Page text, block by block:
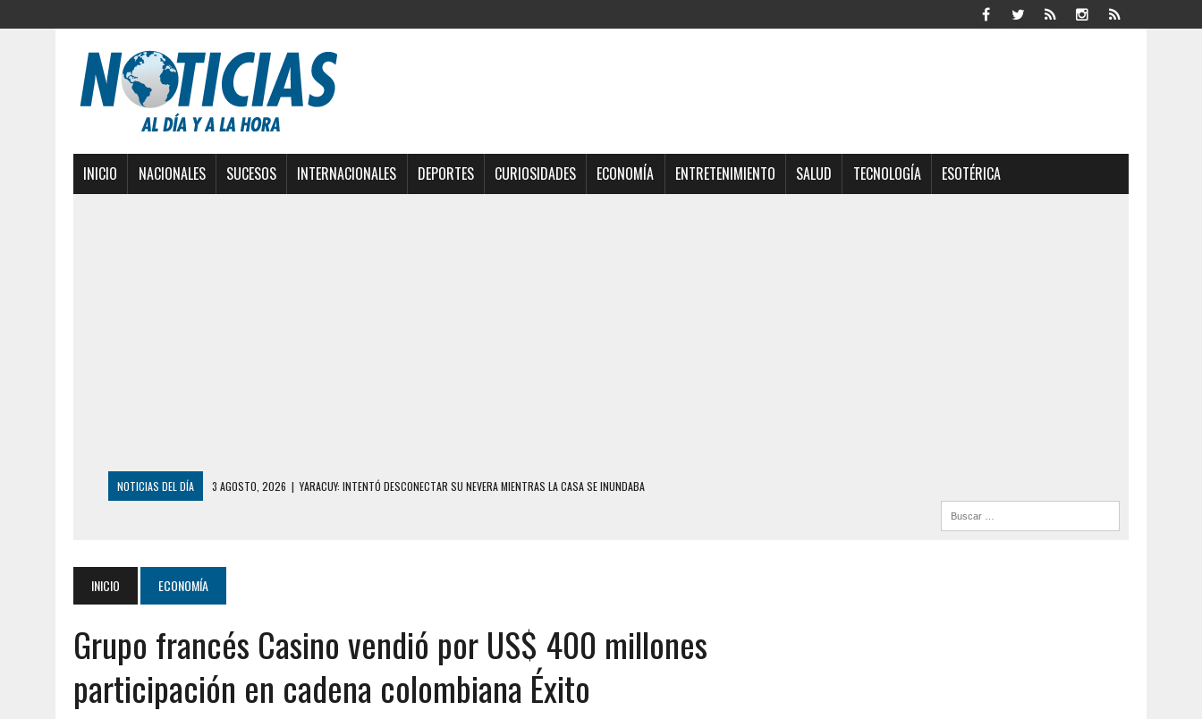
INICIO NACIONALES SUCESOS INTERNACIONALES DEPORTES CURIOSIDADES ECONOMÍA ENTRETENIMIENTO SALUD TECNOLOGÍA ESOTÉRICA
NOTICIAS DEL DÍA 3 AGOSTO, 2026 | YARACUY: INTENTÓ DESCONECTAR SU NEVERA MIENTRAS LA CASA SE INUNDABA
2 AGOSTO, 2026 | CONMOCIÓN EN CHILE POR BRUTAL CRIMEN CONTRA ADOLESCENTE VENEZOLANO: AUTOR MATERIAL SE MANTIENE EN FUGA
1 AGOSTO, 2026
UN MUERTO Y 5 HERIDOS SALDO DE COLISIÓN MÚLTIPLE EN LA AUTOPISTA VALLE-COCHE
31 JULIO, 2026 | ASESINARON A ADOLESCENTE VENEZOLANO DE 15 AÑOS EN LICEO DE CHILE: SUS COMPAÑEROS LO ESPERARON EN LA SALIDA
5 AGOSTO, 2026
PRESUNTO BROTE PSICÓTICO POR FALTA DE TRATAMIENTO DESENCADENÓ TRAGEDIA FAMILIAR
INICIO ECONOMÍA
Grupo francés Casino vendió por US$ 400 millones
participación en cadena colombiana Éxito